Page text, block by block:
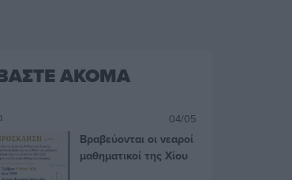
ΑΚΟΜΑ
04/05
Βραβεύονται οι νεαροί
μαθηματικοί της Χίου